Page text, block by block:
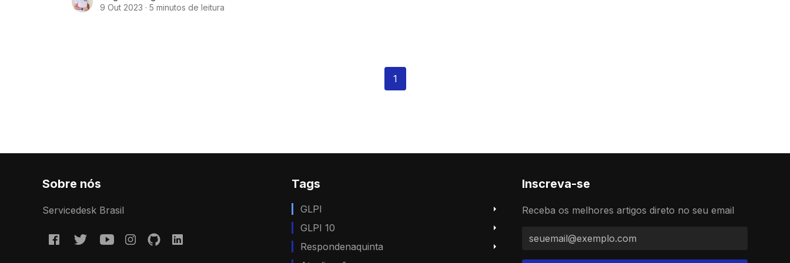
entediante pode ser o processo
9 Out 2023 · 5 minutos de leitura
1
Sobre nós
Servicedesk Brasil
Tags
GLPI
GLPI 10
Respondenaquinta
Inscreva-se
Receba os melhores artigos direto no seu email